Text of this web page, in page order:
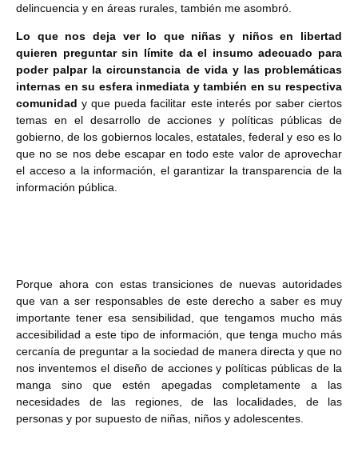
delincuencia y en áreas rurales, también me asombró.
Lo que nos deja ver lo que niñas y niños en libertad
quieren preguntar sin límite da el insumo adecuado para
poder palpar la circunstancia de vida y las problemáticas
internas en su esfera inmediata y también en su respectiva
comunidad y que pueda facilitar este interés por saber ciertos
temas en el desarrollo de acciones y políticas públicas de
gobierno, de los gobiernos locales, estatales, federal y eso es lo
que no se nos debe escapar en todo este valor de aprovechar
el acceso a la información, el garantizar la transparencia de la
información pública.
Porque ahora con estas transiciones de nuevas autoridades
que van a ser responsables de este derecho a saber es muy
importante tener esa sensibilidad, que tengamos mucho más
accesibilidad a este tipo de información, que tenga mucho más
cercanía de preguntar a la sociedad de manera directa y que no
nos inventemos el diseño de acciones y políticas públicas de la
manga sino que estén apegadas completamente a las
necesidades de las regiones, de las localidades, de las
personas y por supuesto de niñas, niños y adolescentes.